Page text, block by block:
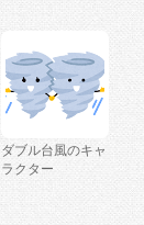
ダブル台風のキャ
ラクター